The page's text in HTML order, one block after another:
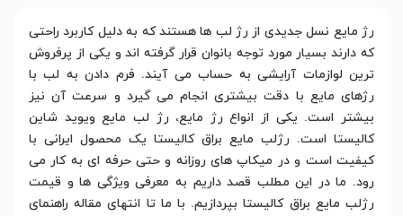
رژ مایع نسل جدیدی از رژ لب ها هستند که به دلیل کاربرد راحتی
که دارند بسیار مورد توجه بانوان قرار گرفته اند و یکی از پرفروش
ترین لوازمات آرایشی به حساب می آیند. فرم دادن به لب با
رژهای مایع با دقت بیشتری انجام می گیرد و سرعت آن نیز
بیشتر است. یکی از انواع رژ مایع، رژ لب مایع ویوید شاین
کالیستا است. رژلب مایع براق کالیستا یک محصول ایرانی با
کیفیت است و در میکاپ های روزانه و حتی حرفه ای به کار می
رود. ما در این مطلب قصد داریم به معرفی ویژگی ها و قیمت
رژلب مایع براق کالیستا بپردازیم. با ما تا انتهای مقاله راهنمای